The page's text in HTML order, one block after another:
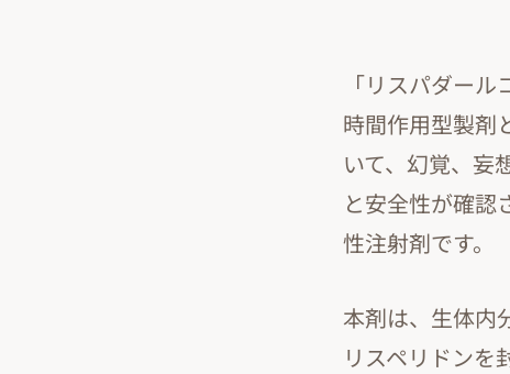
「リスパダー
時間作用型製剤
いて、幻覚、妄
と安全性が確認
性注射剤です。
本剤は、生体内
リスペリドンを